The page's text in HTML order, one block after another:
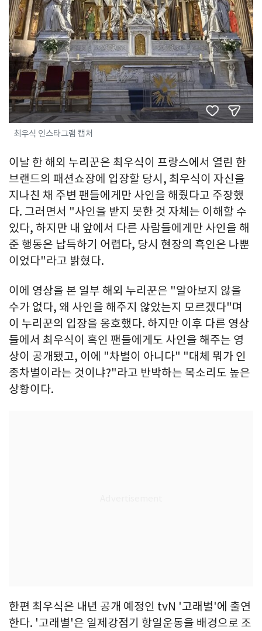
최우식 인스타그램 캡처
이날 한 해외 누리꾼은 최우식이 프랑스에서 열린 한
브랜드의 패션쇼장에 입장할 당시, 최우식이 자신을
지나친 채 주변 팬들에게만 사인을 해줬다고 주장했
다. 그러면서 "사인을 받지 못한 것 자체는 이해할 수
있다, 하지만 내 앞에서 다른 사람들에게만 사인을 해
준 행동은 납득하기 어렵다, 당시 현장의 흑인은 나뿐
이었다"라고 밝혔다.
이에 영상을 본 일부 해외 누리꾼은 "알아보지 않을
수가 없다, 왜 사인을 해주지 않았는지 모르겠다"며
이 누리꾼의 입장을 옹호했다. 하지만 이후 다른 영상
들에서 최우식이 흑인 팬들에게도 사인을 해주는 영
상이 공개됐고, 이에 "차별이 아니다" "대체 뭐가 인
종차별이라는 것이냐?"라고 반박하는 목소리도 높은
상황이다.
한편 최우식은 내년 공개 예정인 tvN '고래별'에 출연
한다. '고래별'은 일제강점기 항일운동을 배경으로 조